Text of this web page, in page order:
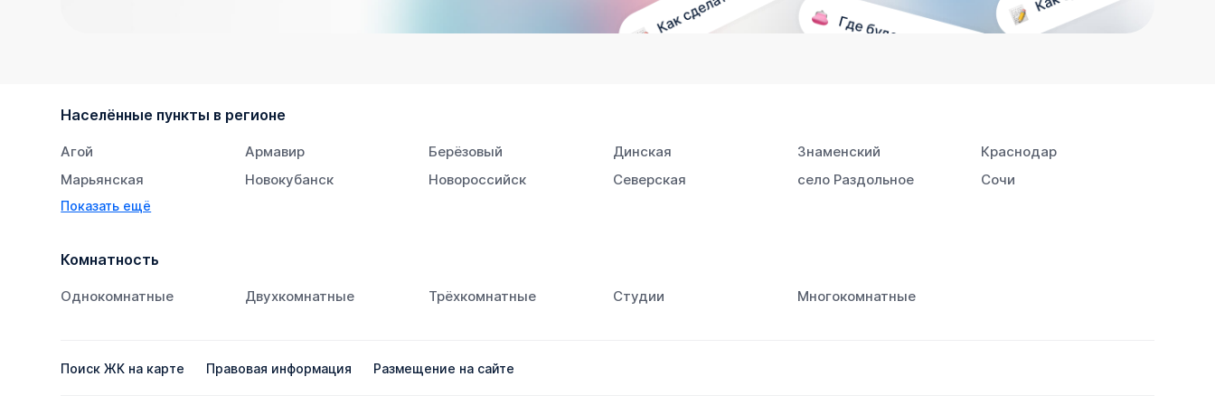
Населённые пункты в регионе
Агой Армавир Берёзовый Динская Знаменский
Краснодар
Марьянская
Новокубанск Новороссийск Северская село Раздольное
Сочи
Супсех
Показать ещё
Комнатность
Однокомнатные Двухкомнатные Трёхкомнатные Студии Многокомнатные
Поиск ЖК на карте Правовая информация Размещение на сайте